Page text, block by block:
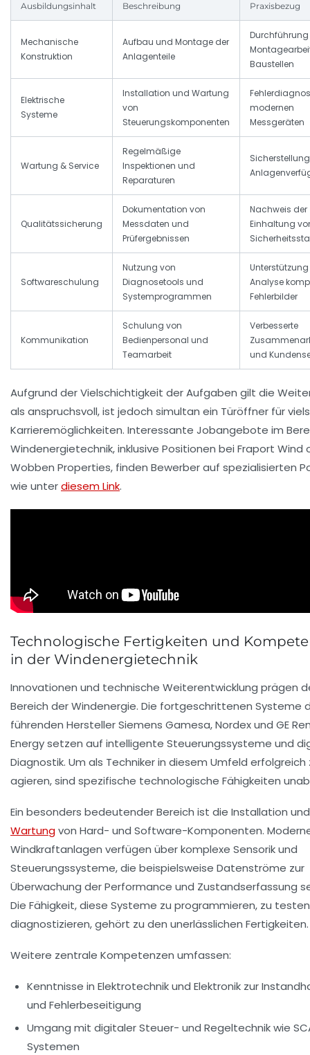
Ausbildungsinhalt Beschreibung Praxisbezug
Mechanische
Konstruktion
Aufbau und Montage der
Anlagenteile
Baustellen
Elektrische
Systeme
Installation und Wartung
von
Steuerungskomponenten
modernen
Messgeräten
Wartung & Service
Regelmäßige
Inspektionen und
Reparaturen
Qualitätssicherung
Dokumentation von
Messdaten und
Prüfergebnissen
Nachweis der
Einhaltung
Softwareschulung
Nutzung von
Diagnosetools und
Systemprogrammen
Analyse
Fehlerbilder
Kommunikation
Schulung von
Bedienpersonal und
Teamarbeit
Verbesserte
und
Aufgrund der Vielschichtigkeit der Aufgaben gilt die
als anspruchsvoll, ist jedoch simultan ein Türöffner für
Karrieremöglichkeiten. Interessante Jobangebote im
Windenergietechnik, inklusive Positionen bei Fraport Wind
Wobben Properties, finden Bewerber auf spezialisierten
wie unterdiesem Link.
Technologische Fertigkeiten und
in der Windenergietechnik
Innovationen und technische Weiterentwicklung prägen
Bereich der Windenergie. Die fortgeschrittenen Systeme
führenden Hersteller Siemens Gamesa, Nordex und GE
Energy setzen auf intelligente Steuerungssysteme und
Diagnostik. Um als Techniker in diesem Umfeld erfolgreich
agieren, sind spezifische technologische Fähigkeiten
Ein besonders bedeutender Bereich ist die Installation und
Wartungvon Hard- und Software-Komponenten.
Windkraftanlagen verfügen über komplexe Sensorik und
Steuerungssysteme, die beispielsweise Datenströme zur
Überwachung der Performance und Zustandserfassung
Die Fähigkeit, diese Systeme zu programmieren, zu
diagnostizieren, gehört zu den unerlässlichen Fertigkeiten.
Weitere zentrale Kompetenzen umfassen:
Kenntnisse in Elektrotechnik und Elektronik zur
und Fehlerbeseitigung
Umgang mit digitaler Steuer- und Regeltechnikwie
Systemen